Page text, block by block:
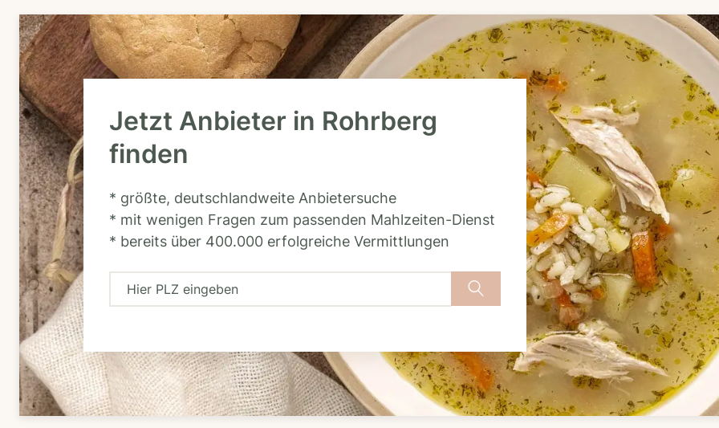
Jetzt Anbieter in Rohrberg
finden
* größte, deutschlandweite Anbietersuche
* mit wenigen Fragen zum passenden Mahlzeiten-Dienst
* bereits über 400.000 erfolgreiche Vermittlungen
H
r
P
L